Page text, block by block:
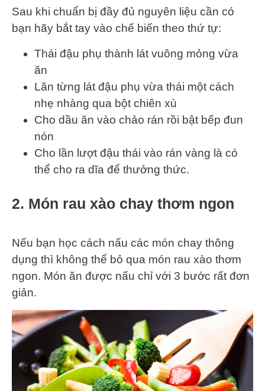
Sau khi chuẩn bị đầy đủ nguyên liệu cần có
bạn hãy bắt tay vào chế biến theo thứ tự:
Thái đậu phụ thành lát vuông mỏng vừa
ăn
Lăn từng lát đậu phụ vừa thái một cách
nhẹ nhàng qua bột chiên xù
Cho dầu ăn vào chảo rán rồi bật bếp đun
nón
Cho lần lượt đậu thái vào rán vàng là có
thể cho ra dĩa để thưởng thức.
2. Món rau xào chay thơm ngon
Nếu bạn học cách nấu các món chay thông
dụng thì không thể bỏ qua món rau xào thơm
ngon. Món ăn được nấu chỉ với 3 bước rất đơn
giản.